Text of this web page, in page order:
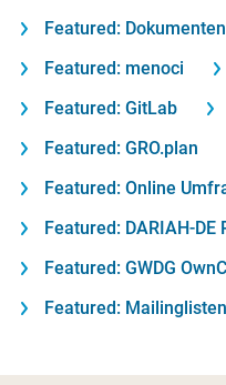
Featured:
Featured: menoci
Featured: GitLab
Featured: GRO.plan
Featured: Online
Featured: DARIAH-DE
Featured: GWDG
Featured: Mailinglisten